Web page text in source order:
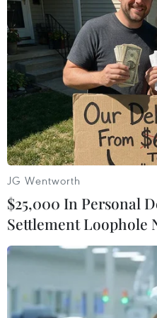
người đã được chữa
người còn lại đang
JG Wentworth
$25,000 In Personal
Settlement Loophole